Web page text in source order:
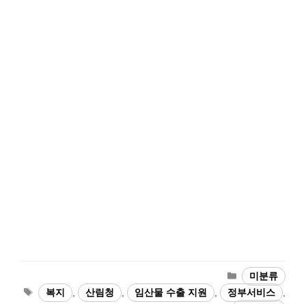
카
테
고
미분류
태 복지 산림청 임산물 수출 지원 정부서비스